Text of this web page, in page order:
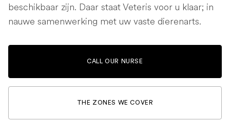
beschikbaar zijn. Daar staat Veteris voor u klaar; in
nauwe samenwerking met uw vaste dierenarts.
CALL OUR NURSE
THE ZONES WE COVER